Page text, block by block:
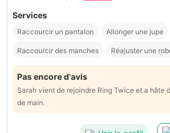
Services
Raccourcir un pantalon Allonger une jupe
Raccourcir des manches Réajuster une
Pas encore d'avis
Sarah vient de rejoindre Ring Twice et a hâte
de main.